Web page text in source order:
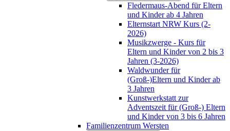
Fledermaus-Abend für Eltern
und Kinder ab 4 Jahren
Elternstart NRW Kurs (2-
2026)
Musikzwerge - Kurs für
Eltern und Kinder von 2 bis 3
Jahren (3-2026)
Waldwunder für
(Groß-)Eltern und Kinder ab
3 Jahren
Kunstwerkstatt zur
Adventszeit für (Groß-) Eltern
und Kinder von 3 bis 6 Jahren
Familienzentrum Wersten